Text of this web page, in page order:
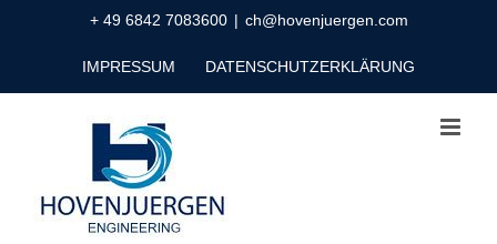
+ 49 6842 7083600 | ch@hovenjuergen.com
IMPRESSUM DATENSCHUTZERKLÄRUNG